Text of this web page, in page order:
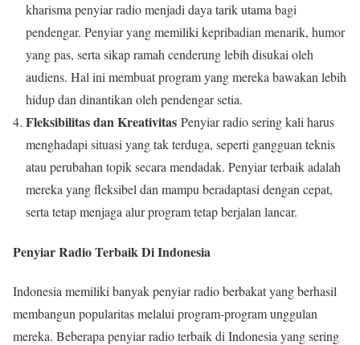
kharisma penyiar radio menjadi daya tarik utama bagi
pendengar. Penyiar yang memiliki kepribadian menarik, humor
yang pas, serta sikap ramah cenderung lebih disukai oleh
audiens. Hal ini membuat program yang mereka bawakan lebih
hidup dan dinantikan oleh pendengar setia.
Fleksibilitas dan Kreativitas Penyiar radio sering kali harus
menghadapi situasi yang tak terduga, seperti gangguan teknis
atau perubahan topik secara mendadak. Penyiar terbaik adalah
mereka yang fleksibel dan mampu beradaptasi dengan cepat,
serta tetap menjaga alur program tetap berjalan lancar.
Penyiar Radio Terbaik Di Indonesia
Indonesia memiliki banyak penyiar radio berbakat yang berhasil
membangun popularitas melalui program-program unggulan
mereka. Beberapa penyiar radio terbaik di Indonesia yang sering